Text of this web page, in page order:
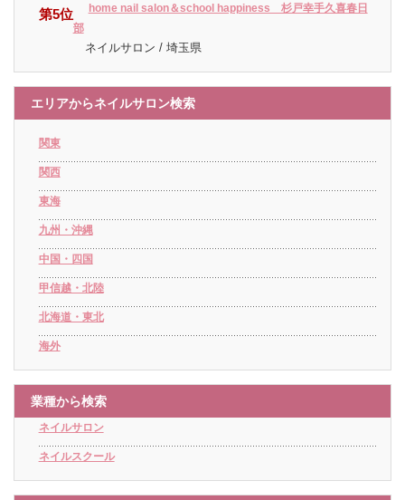
第5位
home nail salon＆school happiness 杉戸幸手久喜春日
部
ネイルサロン / 埼玉県
エリアからネイルサロン検索
関東
関西
東海
九州・沖縄
中国・四国
甲信越・北陸
北海道・東北
海外
業種から検索
ネイルサロン
ネイルスクール